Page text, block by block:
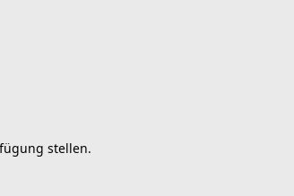
stellen.